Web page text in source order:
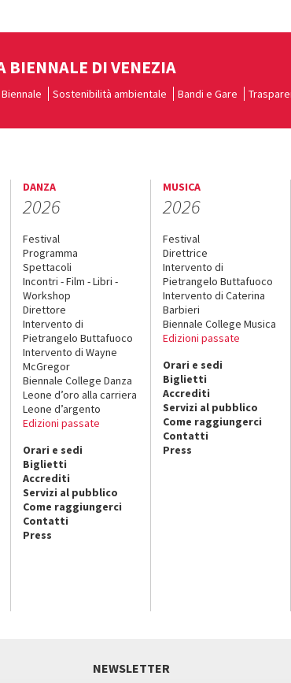
BIENNALE DI VENEZIA
Sostenibilità ambientale Bandi e Gare
DANZA
2026
Festival
Programma
Spettacoli
Incontri - Film - Libri -
Workshop
Direttore
Intervento di
Pietrangelo Buttafuoco
Intervento di Wayne
McGregor
Biennale College Danza
Leone d’oro alla carriera
Leone d’argento
Edizioni passate
Orari e sedi
Biglietti
Accrediti
Servizi al pubblico
Come raggiungerci
Contatti
Press
MUSICA
2026
Festival
Direttrice
Intervento di
Pietrangelo Buttafuoco
Intervento di Caterina
Barbieri
Biennale College Musica
Edizioni passate
Orari e sedi
Biglietti
Accrediti
Servizi al pubblico
Come raggiungerci
Contatti
Press
NEWSLETTER